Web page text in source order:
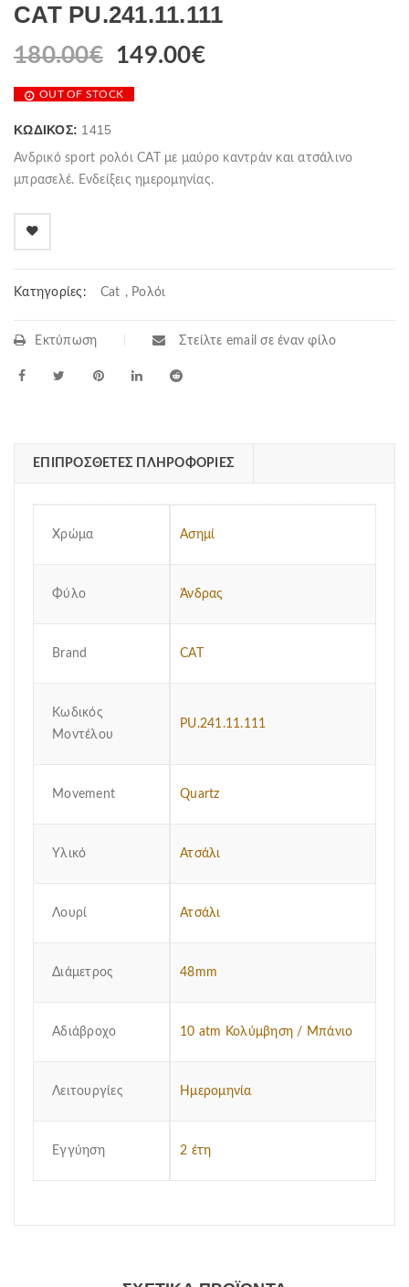
CAT PU.241.11.111
180.00€ 149.00€
OUT OF STOCK
ΚΩΔΙΚΌΣ: 1415
Ανδρικό sport ρολόι CAT με μαύρο καντράν και ατσάλινο
μπρασελέ. Ενδείξεις ημερομηνίας.
Κατηγορίες: Cat , Ρολόι
Εκτύπωση Στείλτε email σε έναν φίλο
ΕΠΙΠΡΌΣΘΕΤΕΣ ΠΛΗΡΟΦΟΡΊΕΣ
Χρώμα Ασημί
Φύλο Άνδρας
Brand CAT
Κωδικός
Μοντέλου
PU.241.11.111
Μovement Quartz
Υλικό Ατσάλι
Λουρί Ατσάλι
Διάμετρος 48mm
Αδιάβροχο 10 atm Κολύμβηση / Μπάνιο
Λειτουργίες Ημερομηνία
Εγγύηση 2 έτη